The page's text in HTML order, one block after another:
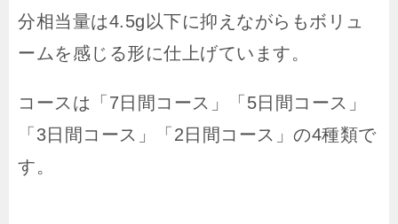
分相当量は4.5g以下に抑えながらもボリュ
ームを感じる形に仕上げています。
コースは「7日間コース」「5日間コース」
「3日間コース」「2日間コース」の4種類で
す。